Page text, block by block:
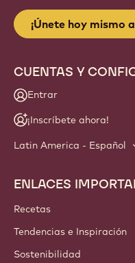
¡Únete hoy mismo
CUENTAS Y
Entrar
¡Inscríbete ahora!
Latin America - Español
Footer
Callebaut
ENLACES
Recetas
Tendencias e Inspiración
Sostenibilidad